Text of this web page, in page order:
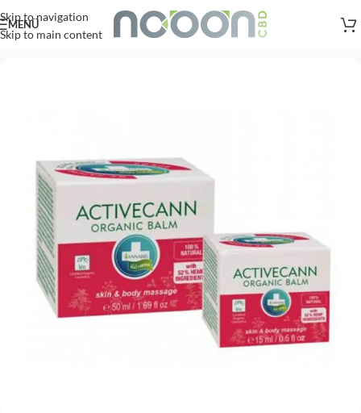
Skip to navigation
Skip to main content
Versandkostenfreie Lieferung nach AT, DE ab
MENÜ